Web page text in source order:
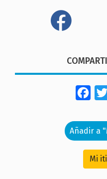
Añadir a
Mi